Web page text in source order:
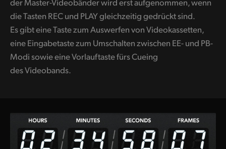
die Tasten REC und PLAY gleichzeitig gedrückt sind.
Es gibt eine Taste zum Auswerfen von Videokassetten,
eine Eingabetaste zum Umschalten zwischen EE- und PB-
Modi sowie eine Vorlauftaste fürs Cueing
des Videobands.